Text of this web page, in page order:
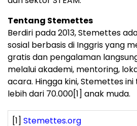
Tentang Stemettes
Berdiri pada 2013, Stemettes
sosial berbasis di Inggris yang
gratis dan pengalaman
melalui akademi, mentoring,
acara. Hingga kini, Stemettes
lebih dari 70.000[1] anak muda.
[1] Stemettes.org